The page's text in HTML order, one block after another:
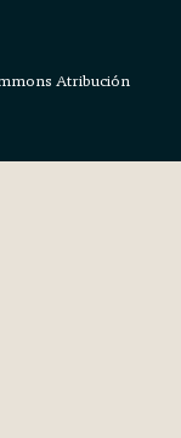
Atribución